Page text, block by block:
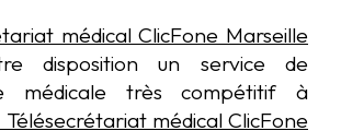
médical ClicFone Marseille
disposition un service de
médicale très compétitif à
Télésecrétariat médical ClicFone